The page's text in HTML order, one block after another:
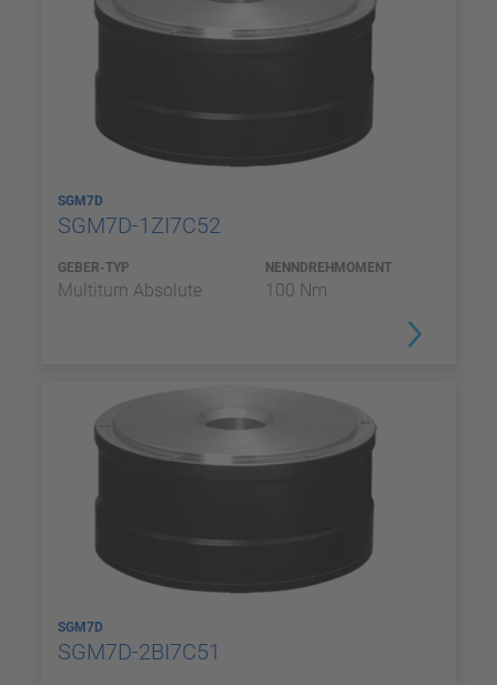
SGM7D
SGM7D-1ZI7C52
GEBER-TYP
Multiturn Absolute
NENNDREHMOMENT
100 Nm
SGM7D
SGM7D-2BI7C51